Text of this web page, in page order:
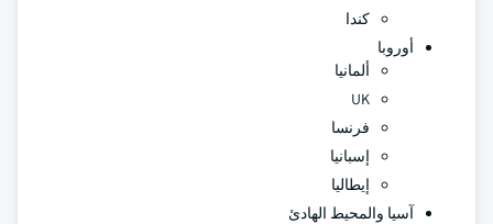
كندا
أوروبا
ألمانيا
UK
فرنسا
إسبانيا
إيطاليا
آسيا والمحيط الهادئ